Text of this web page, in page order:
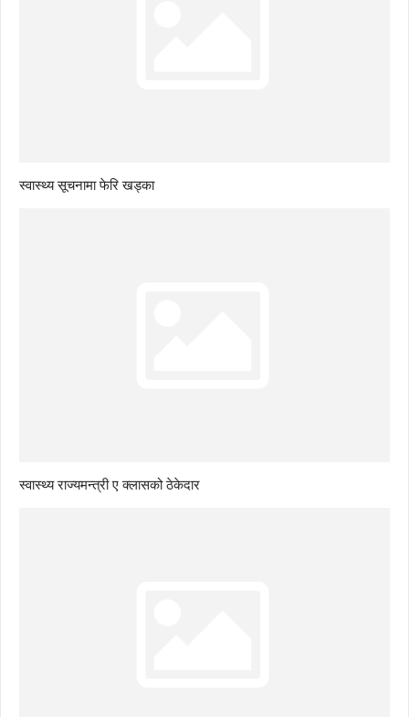
स्वास्थ्य सूचनामा फेरि खड्का
स्वास्थ्य राज्यमन्त्री ए क्लासको ठेकेदार